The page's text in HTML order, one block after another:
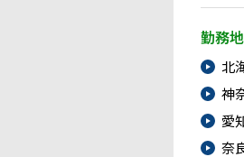
勤務
北
神
愛
奈